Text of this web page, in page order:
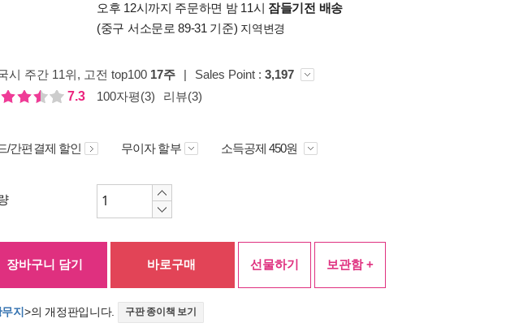
오후 12시까지 주문하면 밤 11시 잠들기전 배송
(중구 서소문로 89-31 기준) 지역변경
시 주간 11위, 고전 top100 17주 | Sales Point : 3,197
7.3
100자평(3) 리뷰(3)
/간편결제 할인 무이자 할부 소득공제 450원
장바구니 담기 바로구매 선물하기 보관함 +
지 >의 개정판입니다. 구판 종이책 보기